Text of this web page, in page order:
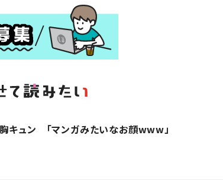
胸キュン 「マンガみたいなお顔www」